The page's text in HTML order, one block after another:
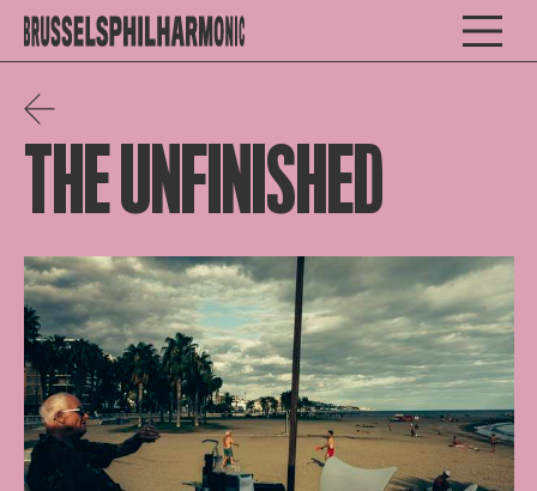
THE UNFINISHED